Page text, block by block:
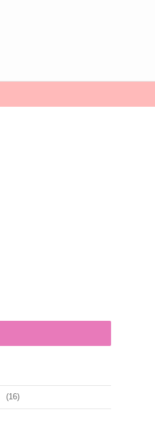
(16)